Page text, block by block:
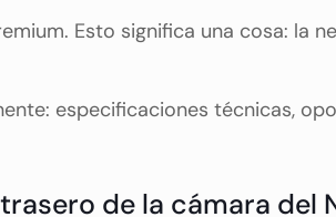
Esto significa una cosa: la
especificaciones técnicas,
de la cámara del